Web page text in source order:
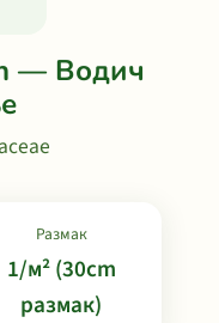
— Водич
Размак
1/м² (30cm
размак)